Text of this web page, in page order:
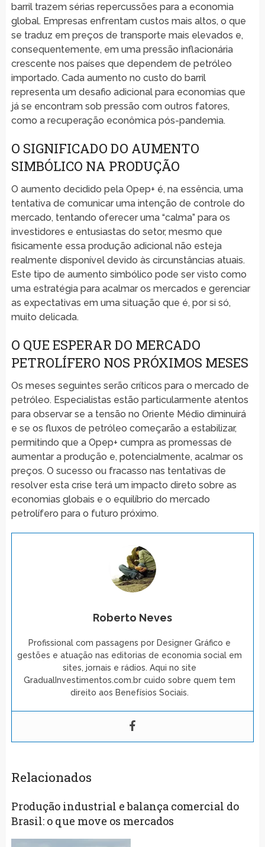
barril trazem sérias repercussões para a economia
global. Empresas enfrentam custos mais altos, o que
se traduz em preços de transporte mais elevados e,
consequentemente, em uma pressão inflacionária
crescente nos países que dependem de petróleo
importado. Cada aumento no custo do barril
representa um desafio adicional para economias que
já se encontram sob pressão com outros fatores,
como a recuperação econômica pós-pandemia.
O SIGNIFICADO DO AUMENTO
SIMBÓLICO NA PRODUÇÃO
O aumento decidido pela Opep+ é, na essência, uma
tentativa de comunicar uma intenção de controle do
mercado, tentando oferecer uma “calma” para os
investidores e entusiastas do setor, mesmo que
fisicamente essa produção adicional não esteja
realmente disponível devido às circunstâncias atuais.
Este tipo de aumento simbólico pode ser visto como
uma estratégia para acalmar os mercados e gerenciar
as expectativas em uma situação que é, por si só,
muito delicada.
O QUE ESPERAR DO MERCADO
PETROLÍFERO NOS PRÓXIMOS MESES
Os meses seguintes serão críticos para o mercado de
petróleo. Especialistas estão particularmente atentos
para observar se a tensão no Oriente Médio diminuirá
e se os fluxos de petróleo começarão a estabilizar,
permitindo que a Opep+ cumpra as promessas de
aumentar a produção e, potencialmente, acalmar os
preços. O sucesso ou fracasso nas tentativas de
resolver esta crise terá um impacto direto sobre as
economias globais e o equilíbrio do mercado
petrolífero para o futuro próximo.
Roberto Neves
Profissional com passagens por Designer Gráfico e
gestões e atuação nas editorias de economia social em
sites, jornais e rádios. Aqui no site
GradualInvestimentos.com.br cuido sobre quem tem
direito aos Benefísios Sociais.
Relacionados
Produção industrial e balança comercial do
Brasil: o que move os mercados